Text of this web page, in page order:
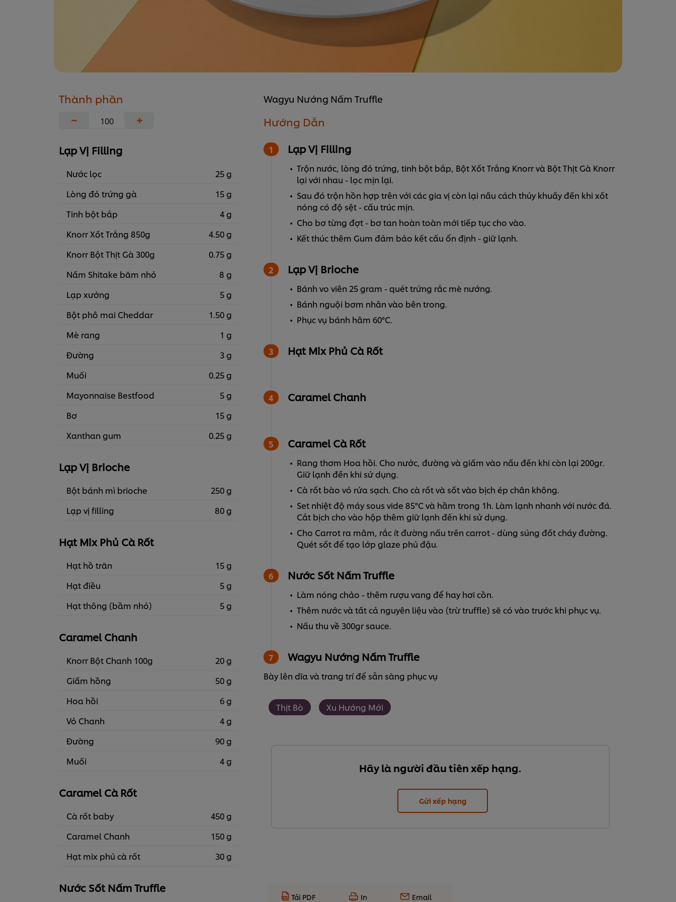
Thành phần
−
+
Lạp Vị Filling
Nước lọc
25 g
Lòng đỏ trứng gà
15 g
Tinh bột bắp
4 g
Knorr Xốt Trắng 850g
4.50 g
Knorr Bột Thịt Gà 300g
0.75 g
Nấm Shitake băm nhỏ
8 g
Lạp xưởng
5 g
Bột phô mai Cheddar
1.50 g
Mè rang
1 g
Đường
3 g
Muối
0.25 g
Mayonnaise Bestfood
5 g
Bơ
15 g
Xanthan gum
0.25 g
Lạp Vị Brioche
Bột bánh mì brioche
250 g
Lạp vị filling
80 g
Hạt Mix Phủ Cà Rốt
Hạt hồ trăn
15 g
Hạt điều
5 g
Hạt thông (bầm nhỏ)
5 g
Caramel Chanh
Knorr Bột Chanh 100g
20 g
Giấm hồng
50 g
Hoa hồi
6 g
Vỏ Chanh
4 g
Đường
90 g
Muối
4 g
Caramel Cà Rốt
Cà rốt baby
450 g
Caramel Chanh
150 g
Hạt mix phủ cà rốt
30 g
Nước Sốt Nấm Truffle
Wagyu Nướng Nấm Truffle
Hướng Dẫn
Lạp Vị Filling
Trộn nước, lòng đỏ trứng, tinh bột bắp, Bột Xốt Trắng Knorr và Bột Thịt Gà Knorr
lại với nhau - lọc mịn lại.
Sau đó trộn hồn hợp trên với các gia vị còn lại nấu cách thủy khuấy đến khi xốt
nóng có độ sệt - cấu trúc mịn.
Cho bơ từng đợt - bơ tan hoàn toàn mới tiếp tục cho vào.
Kết thúc thêm Gum đảm bảo kết cấu ổn định - giữ lạnh.
Lạp Vị Brioche
Bánh vo viên 25 gram - quét trứng rắc mè nướng.
Bánh nguội bơm nhân vào bên trong.
Phục vụ bánh hâm 60°C.
Hạt Mix Phủ Cà Rốt
Caramel Chanh
Caramel Cà Rốt
Rang thơm Hoa hồi. Cho nước, đường và giấm vào nấu đến khi còn lại 200gr.
Giữ lạnh đến khi sử dụng.
Cà rốt bào vỏ rửa sạch. Cho cà rốt và sốt vào bịch ép chân không.
Set nhiệt độ máy sous vide 85°C và hầm trong 1h. Làm lạnh nhanh với nước đá.
Cắt bịch cho vào hộp thêm giữ lạnh đến khi sử dụng.
Cho Carrot ra mâm, rắc ít đường nấu trên carrot - dùng súng đốt cháy đường.
Quét sốt để tạo lớp glaze phủ đậu.
Nước Sốt Nấm Truffle
Làm nóng chảo - thêm rượu vang để hay hơi cồn.
Thêm nước và tất cả nguyên liệu vào (trừ truffle) sẽ có vào trước khi phục vụ.
Nấu thu về 300gr sauce.
Wagyu Nướng Nấm Truffle
Bày lên dĩa và trang trí để sẵn sàng phục vụ
Thịt Bò Xu Hướng Mới
Hãy là người đầu tiên xếp hạng.
Gửi xếp hạng
Tải PDF In Email